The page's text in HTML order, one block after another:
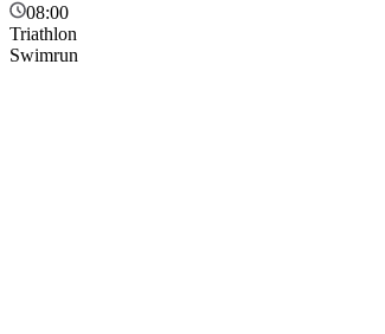
08:00
Triathlon
Swimrun